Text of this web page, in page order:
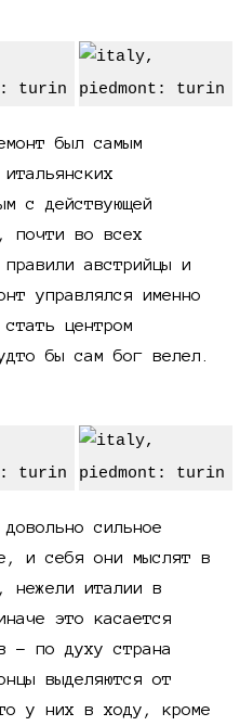
был самым
с действующей
почти во всех
правили австрийцы и
управлялся именно
центром
бы сам бог велел.
сильное
и себя они мыслят в
нежели италии в
это касается
- по духу страна
выделяются от
у них в ходу, кроме